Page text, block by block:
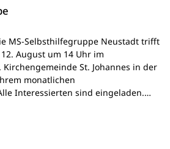
MS-Selbsthilfegruppe Neustadt trifft
August um 14 Uhr im
St. Johannes in der
monatlichen
Interessierten sind eingeladen.…